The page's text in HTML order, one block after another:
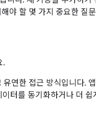
야 할 몇 가지 중요한 질
.
유연한 접근 방식입니다.
터를 동기화하거나 더 쉽